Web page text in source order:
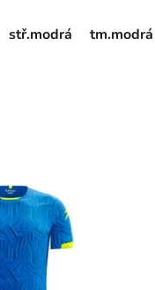
stř.modrá tm.modrá